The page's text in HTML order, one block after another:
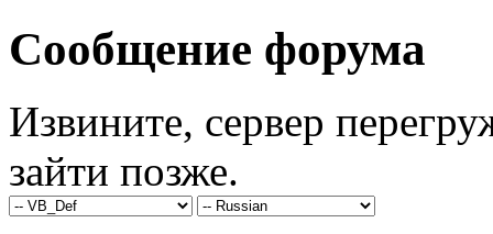
Сообщение форума
Извините, сервер
зайти позже.